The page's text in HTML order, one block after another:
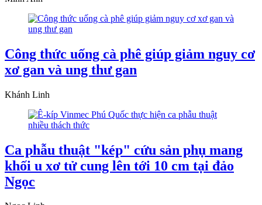
Công thức uống cà phê giúp giảm nguy cơ
xơ gan và ung thư gan
Khánh Linh
Ca phẫu thuật "kép" cứu sản phụ mang
khối u xơ tử cung lên tới 10 cm tại đảo
Ngọc